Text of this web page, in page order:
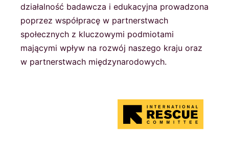
działalność badawcza i edukacyjna prowadzona
poprzez współpracę w partnerstwach
społecznych z kluczowymi podmiotami
mającymi wpływ na rozwój naszego kraju oraz
w partnerstwach międzynarodowych.